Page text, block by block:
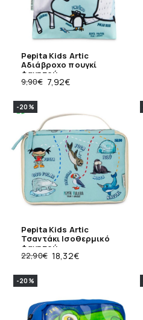
Pepita Kids Artic
Aδιάβροχο πουγκί
φαγητού
9,90€ 7,92€
-20%
Pepita Kids Artic
Τσαντάκι Ισοθερμικό
φαγητού
22,90€ 18,32€
-20%